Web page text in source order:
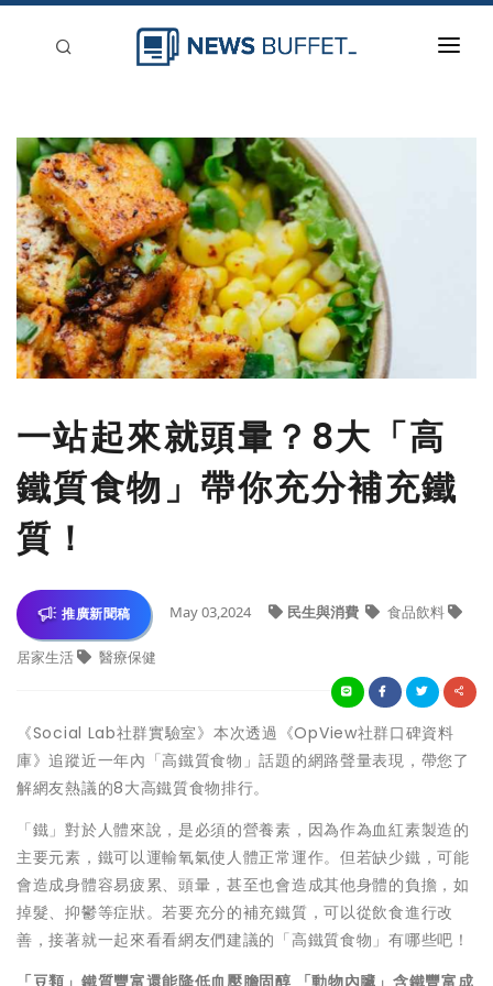
新聞稿分類
登入
刊登
一站起來就頭暈？8大「高
鐵質食物」帶你充分補充鐵
質！
推廣新聞稿 May 03,2024 民生與消費 食品飲料
居家生活 醫療保健
《Social Lab社群實驗室》本次透過《OpView社群口碑資料
庫》追蹤近一年內「高鐵質食物」話題的網路聲量表現，帶您了
解網友熱議的8大高鐵質食物排行。
「鐵」對於人體來說，是必須的營養素，因為作為血紅素製造的
主要元素，鐵可以運輸氧氣使人體正常運作。但若缺少鐵，可能
會造成身體容易疲累、頭暈，甚至也會造成其他身體的負擔，如
掉髮、抑鬱等症狀。若要充分的補充鐵質，可以從飲食進行改
善，接著就一起來看看網友們建議的「高鐵質食物」有哪些吧！
「豆類」鐵質豐富還能降低血壓膽固醇 「動物內臟」含鐵豐富成